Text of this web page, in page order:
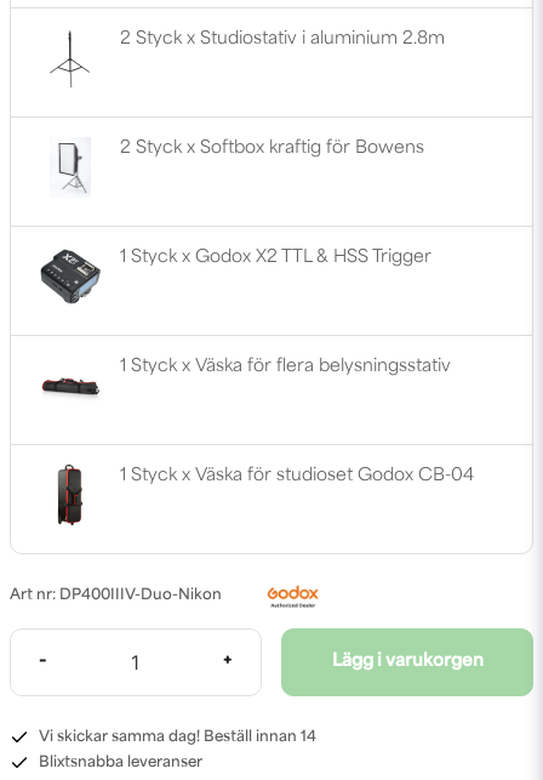
2 Styck x Studiostativ i aluminium 2.8m
2 Styck x Softbox kraftig för Bowens
1 Styck x Godox X2 TTL & HSS Trigger
1 Styck x Väska för flera belysningsstativ
1 Styck x Väska för studioset Godox CB-04
DP400IIIV-Duo-Nikon
- + Lägg i varukorgen
Vi skickar samma dag! Beställ innan 14
Blixtsnabba leveranser